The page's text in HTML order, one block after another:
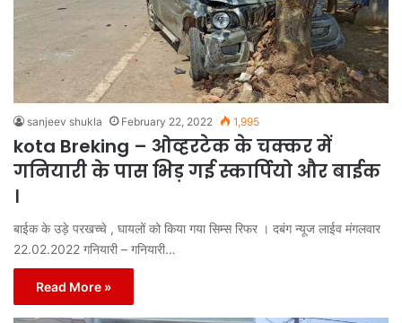
sanjeev shukla February 22, 2022 1,995
kota Breking – ओव्हरटेक के चक्कर में
गनियारी के पास भिड़ गई स्कार्पियो और बाईक
।
बाईक के उड़े परखच्चे , घायलों को किया गया सिम्स रिफर । दबंग न्यूज लाईव मंगलवार
22.02.2022 गनियारी – गनियारी…
Read More »